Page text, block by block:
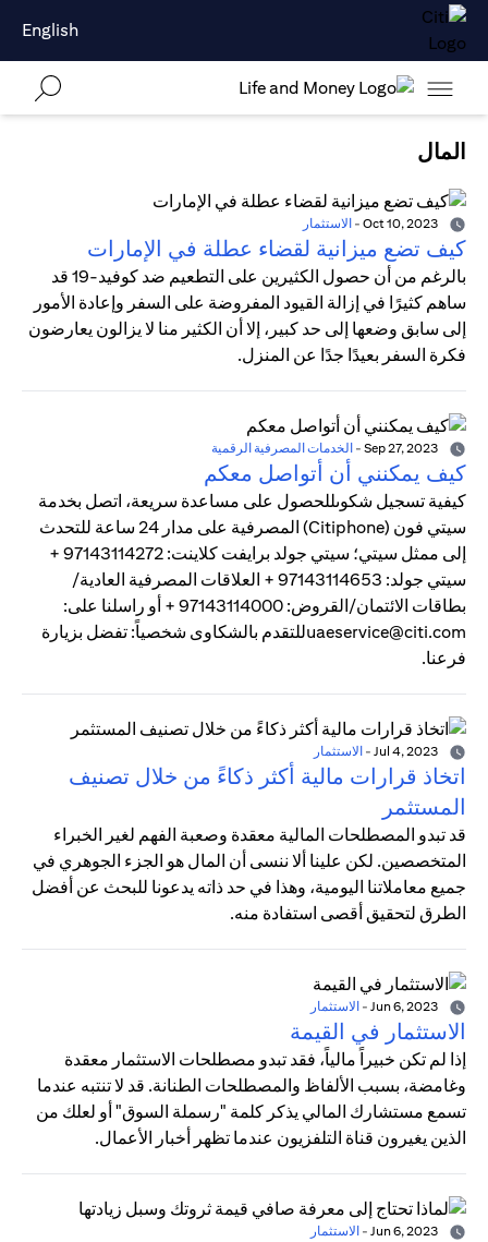
English
المال
- الاستثمار
كيف تضع ميزانية لقضاء عطلة في الإمارات
بالرغم من أن حصول الكثيرين على التطعيم ضد كوفيد-19 قد
ساهم كثيرًا في إزالة القيود المفروضة على السفر وإعادة الأمور
إلى سابق وضعها إلى حد كبير، إلا أن الكثير منا لا يزالون يعارضون
فكرة السفر بعيدًا جدًا عن المنزل.
- الخدمات المصرفية الرقمية
كيف يمكنني أن أتواصل معكم
كيفية تسجيل شكوىللحصول على مساعدة سريعة، اتصل بخدمة
سيتي فون (Citiphone) المصرفية على مدار 24 ساعة للتحدث
إلى ممثل سيتي؛ سيتي جولد برايفت كلاينت: 97143114272 +
سيتي جولد: 97143114653 + العلاقات المصرفية العادية/
بطاقات الائتمان/القروض: 97143114000 + أو راسلنا على:
uaeservice@citi.comللتقدم بالشكاوى شخصياً: تفضل بزيارة
فرعنا.
- الاستثمار
اتخاذ قرارات مالية أكثر ذكاءً من خلال تصنيف
المستثمر
قد تبدو المصطلحات المالية معقدة وصعبة الفهم لغير الخبراء
المتخصصين. لكن علينا ألا ننسى أن المال هو الجزء الجوهري في
جميع معاملاتنا اليومية، وهذا في حد ذاته يدعونا للبحث عن أفضل
الطرق لتحقيق أقصى استفادة منه.
- الاستثمار
الاستثمار في القيمة
إذا لم تكن خبيراً مالياً، فقد تبدو مصطلحات الاستثمار معقدة
وغامضة، بسبب الألفاظ والمصطلحات الطنانة. قد لا تنتبه عندما
تسمع مستشارك المالي يذكر كلمة "رسملة السوق" أو لعلك من
الذين يغيرون قناة التلفزيون عندما تظهر أخبار الأعمال.
- الاستثمار